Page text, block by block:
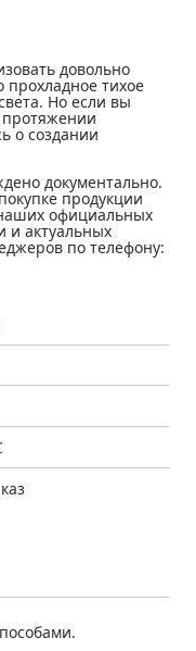
довольно
прохладное тихое
Но если вы
о создании
документально.
продукции
официальных
и актуальных
по телефону: